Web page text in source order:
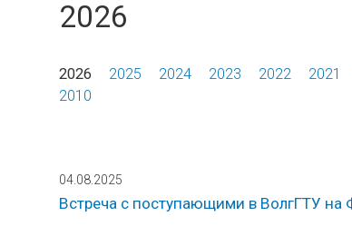
2026
2026 2025 2024 2023 2022 2021
2010
04.08.2025
Встреча с поступающими в ВолгГТУ